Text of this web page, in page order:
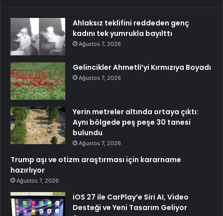
Ahlaksız teklifini reddeden genç
kadını tek yumrukla bayılttı
Ağustos 7, 2026
Gelincikler Ahmetli’yi Kırmızıya Boyadı
Ağustos 7, 2026
Yerin metreler altında ortaya çıktı:
Aynı bölgede peş peşe 30 tanesi
bulundu
Ağustos 7, 2026
Trump aşı ve otizm araştırması için kararname
hazırlıyor
Ağustos 7, 2026
iOS 27 ile CarPlay’e Siri AI, Video
Desteği ve Yeni Tasarım Geliyor